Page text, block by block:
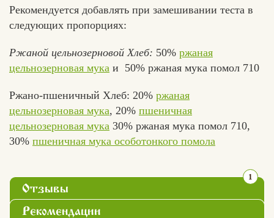
Рекомендуется добавлять при замешивании теста в
следующих пропорциях:
Ржаной цельнозерновой Хлеб: 50% ржаная
цельнозерновая мука и 50% ржаная мука помол 710
Ржано-пшеничный Хлеб: 20% ржаная
цельнозерновая мука, 20% пшеничная
цельнозерновая мука 30% ржаная мука помол 710,
30% пшеничная мука особотонкого помола
Отзывы
1
Рекомендации